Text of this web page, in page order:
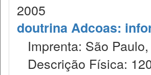
2005
doutrina Adcoas:
Imprenta: São
Descrição Física: